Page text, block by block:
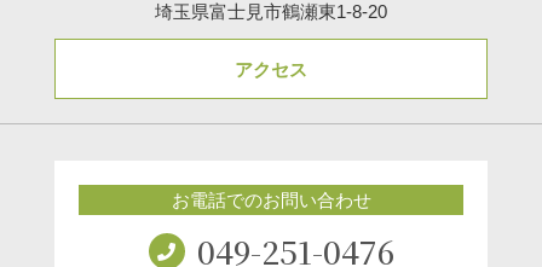
埼玉県富士見市鶴瀬東1-8-20
アクセス
お電話でのお問い合わせ
049-251-0476